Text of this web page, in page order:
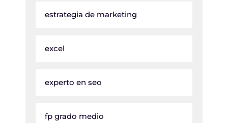
estrategia de marketing
excel
experto en seo
fp grado medio